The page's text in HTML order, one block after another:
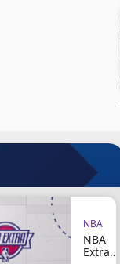
NBA
NBA
Extra